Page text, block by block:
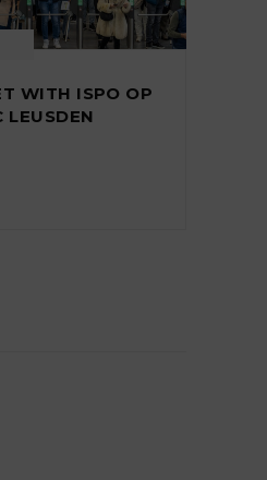
WITH ISPO OP
LEUSDEN